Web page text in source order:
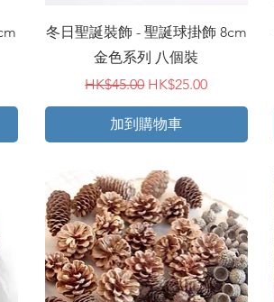
快速瀏覽
冬日聖誕裝飾 - 聖誕球掛飾 8cm
金色系列 八個裝
一般價格
HK$45.00 促銷價格
HK$25.00
加到購物車